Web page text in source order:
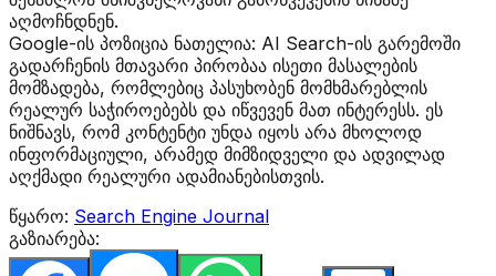
აღმოჩნდნენ.
Google-ის პოზიცია ნათელია: AI Search-ის გარემოში
გადარჩენის მთავარი პირობაა ისეთი მასალების
მომზადება, რომლებიც პასუხობენ მომხმარებლის
რეალურ საჭიროებებს და იწვევენ მათ ინტერესს. ეს
ნიშნავს, რომ კონტენტი უნდა იყოს არა მხოლოდ
ინფორმაციული, არამედ მიმზიდველი და ადვილად
აღქმადი რეალური ადამიანებისთვის.
წყარო: Search Engine Journal
გაზიარება: